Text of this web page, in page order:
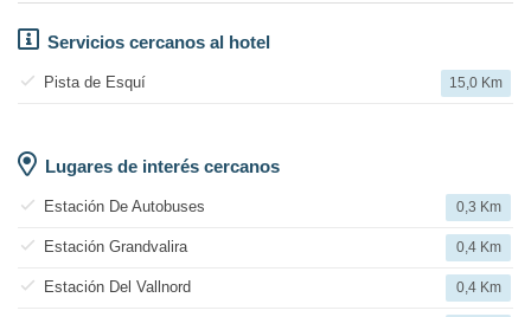
Servicios cercanos al hotel
Pista de Esquí 15,0 Km
Lugares de interés cercanos
Estación De Autobuses 0,3 Km
Estación Grandvalira 0,4 Km
Estación Del Vallnord 0,4 Km